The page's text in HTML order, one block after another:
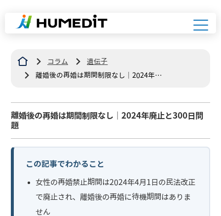
コラム
遺伝子
離婚後の再婚は期間制限なし｜2024年廃
離婚後の再婚は期間制限なし｜2024年廃止と300日問
題
この記事でわかること
女性の再婚禁止期間は2024年4月1日の民法改正
で廃止され、離婚後の再婚に待機期間はありま
せん